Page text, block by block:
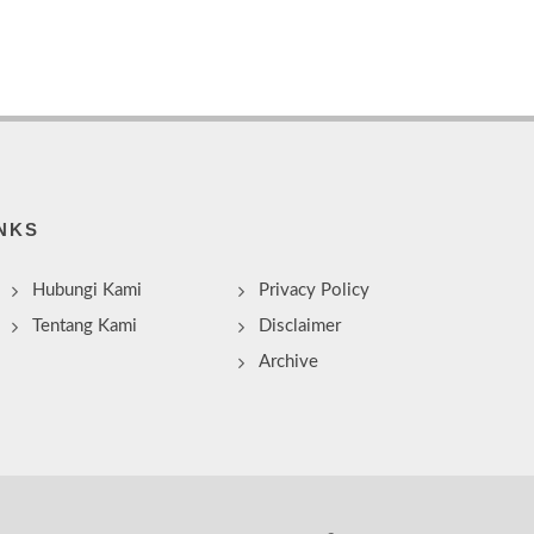
Hubungi Kami
Tentang Kami
Privacy Policy
Disclaimer
Archive